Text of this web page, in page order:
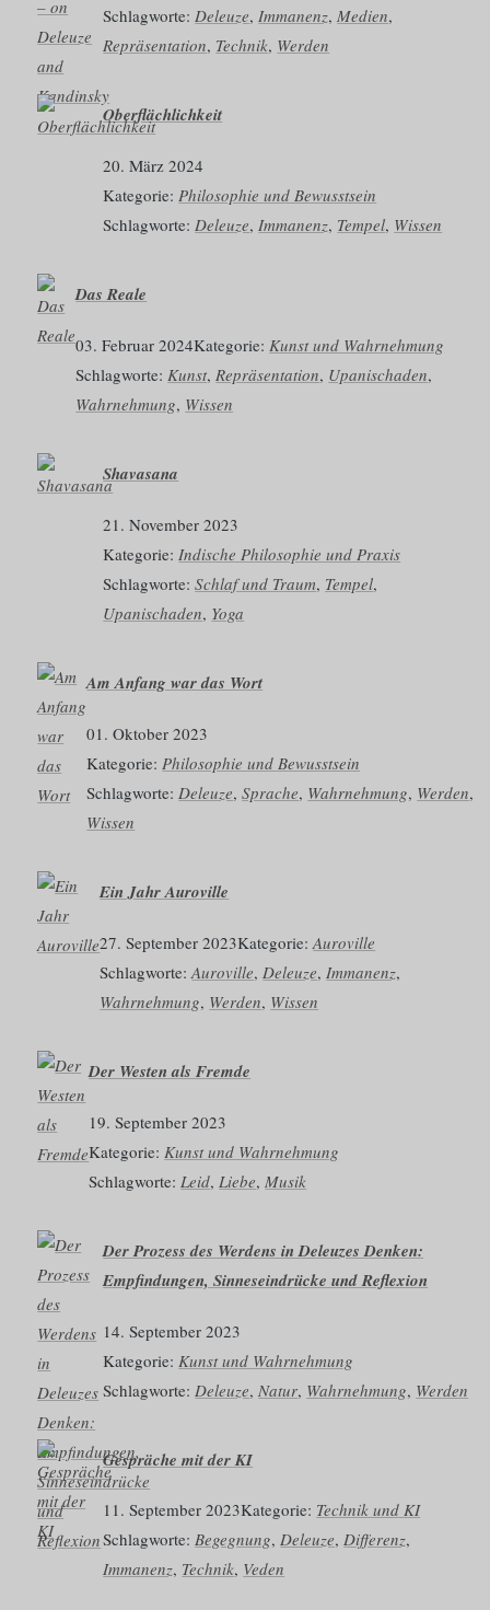
Schlagworte:Deleuze, Immanenz, Medien
Repräsentation, Technik, Werden
Oberflächlichkeit
20. März 2024
Kategorie:Philosophie und Bewusstsein
Schlagworte:Deleuze, Immanenz, Tempel, Wissen
Das Reale
03. Februar 2024Kategorie:Kunst und Wahrnehmung
Schlagworte:Kunst, Repräsentation, Upanischaden
Wahrnehmung, Wissen
Shavasana
21. November 2023
Kategorie:Indische Philosophie und Praxis
Schlagworte:Schlaf und Traum, Tempel
Upanischaden, Yoga
Am Anfang war das Wort
01. Oktober 2023
Kategorie: Philosophie und Bewusstsein
Schlagworte: Deleuze, Sprache, Wahrnehmung, Werden
Wissen
Ein Jahr Auroville
27. September 2023Kategorie:Auroville
Schlagworte:Auroville, Deleuze, Immanenz
Wahrnehmung, Werden, Wissen
Der Westen als Fremde
19. September 2023
Kategorie: Kunst und Wahrnehmung
Schlagworte: Leid, Liebe, Musik
Der Prozess des Werdens in Deleuzes Denken:
Empfindungen, Sinneseindrücke und Reflexion
14. September 2023
Kategorie: Kunst und Wahrnehmung
Schlagworte: Deleuze, Natur, Wahrnehmung, Werden
Gespräche mit der KI
11. September 2023Kategorie: Technik und KI
Schlagworte:Begegnung, Deleuze, Differenz
Immanenz, Technik, Veden